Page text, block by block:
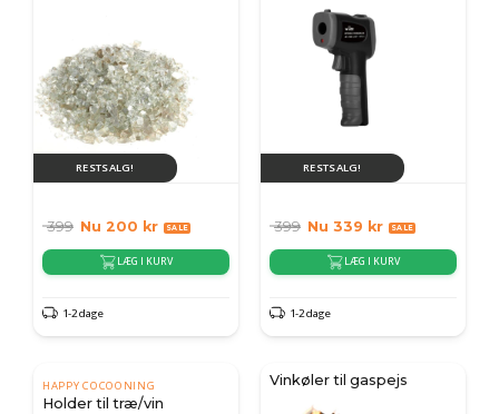
RESTSALG!
399 Nu 200 kr
LÆG I KURV
1-2 dage
RESTSALG!
399 Nu 339 kr
LÆG I KURV
1-2 dage
HAPPY COCOONING
Holder til træ/vin
Vinkøler til gaspejs